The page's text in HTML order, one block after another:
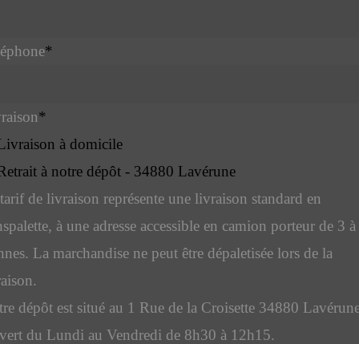
*
*
à domicile
à notre dépôt - 34880 Lavérune
de livraison représente une livraison standard en
à une adresse accessible en camion porteur de 3
La marchandise ne peut être dépaletisée lors de la
dépôt est situé au 1 Rue de la Croisette 34880
du Lundi au Vendredi de 8h30 à 12h15.